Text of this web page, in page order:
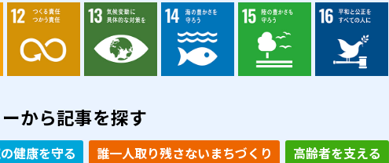
から記事を探す
健康を守る 誰一人取り残さないまちづくり 高齢者を支える